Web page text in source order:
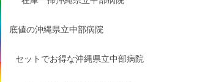
底値の沖縄県立中部病院
セットでお得な沖縄県立中部病院